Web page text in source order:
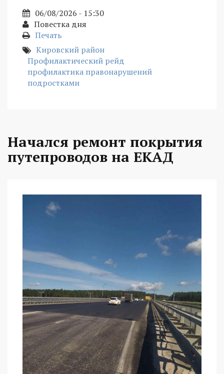
06/08/2026 - 15:30
Повестка дня
Печать
Кировский район
Профилактический рейд
профилактика правонарушений
подростками
Начался ремонт покрытия
путепроводов на ЕКАД